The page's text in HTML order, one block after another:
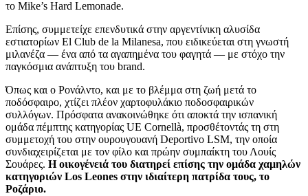
το Mike’s Hard Lemonade.
Επίσης, συμμετείχε επενδυτικά στην αργεντίνικη αλυσίδα
εστιατορίων El Club de la Milanesa, που ειδικεύεται στη γνωστή
μιλανέζα — ένα από τα αγαπημένα του φαγητά — με στόχο την
παγκόσμια ανάπτυξη του brand.
Όπως και ο Ρονάλντο, και με το βλέμμα στη ζωή μετά το
ποδόσφαιρο, χτίζει πλέον χαρτοφυλάκιο ποδοσφαιρικών
συλλόγων. Πρόσφατα ανακοινώθηκε ότι αποκτά την ισπανική
ομάδα πέμπτης κατηγορίας UE Cornellà, προσθέτοντάς τη στη
συμμετοχή του στην ουρουγουανή Deportivo LSM, την οποία
συνδιαχειρίζεται με τον φίλο και πρώην συμπαίκτη του Λουίς
Σουάρες. Η οικογένειά του διατηρεί επίσης την ομάδα χαμηλών
κατηγοριών Los Leones στην ιδιαίτερη πατρίδα τους, το
Ροζάριο.